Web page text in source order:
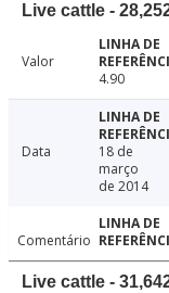
Live cattle -
Valor
4.90
Data
18 de
março
de 2014
Comentário
Live cattle -